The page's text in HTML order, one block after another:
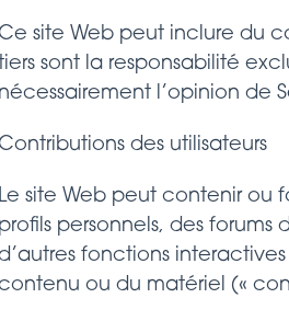
site Web peut inclure du
sont la responsabilité
nécessairement l’opinion de
des utilisateurs
Le site Web peut contenir ou
profils personnels, des
fonctions
ou du matériel («